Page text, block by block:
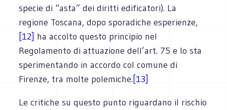
specie di “asta” dei diritti edificatori). La
regione Toscana, dopo sporadiche esperienze,
[12] ha accolto questo principio nel
Regolamento di attuazione dell’art. 75 e lo sta
sperimentando in accordo col comune di
Firenze, tra molte polemiche.[13]
Le critiche su questo punto riguardano il rischio